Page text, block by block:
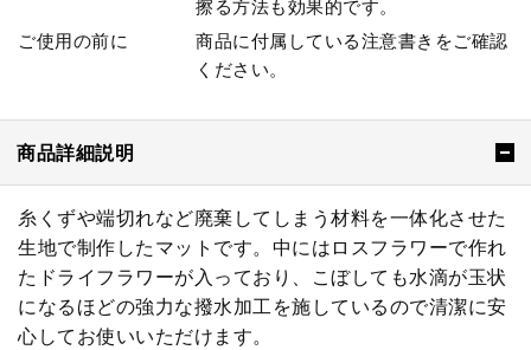
擦る方法も効果的です。
ご使用の前に
商品に付属している注意書きをご確認
ください。
商品詳細説明
糸くずや端切れなど廃棄してしまう材料を一体化させた
生地で制作したマットです。中にはロスフラワーで作れ
たドライフラワーが入っており、こぼしても水滴が玉状
になるほどの強力な撥水加工を施しているので清潔に安
心してお使いいただけます。